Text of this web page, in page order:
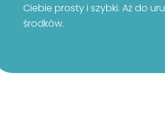
Ciebie prosty i szybki. Aż do
środków.